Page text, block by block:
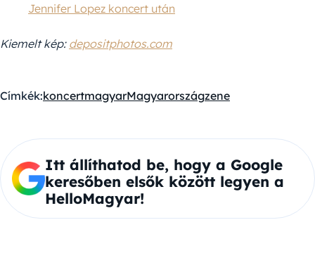
Jennifer Lopez koncert után
Kiemelt kép: depositphotos.com
Címkék:koncertmagyarMagyarországzene
Itt állíthatod be, hogy a Google
keresőben elsők között legyen a
HelloMagyar!